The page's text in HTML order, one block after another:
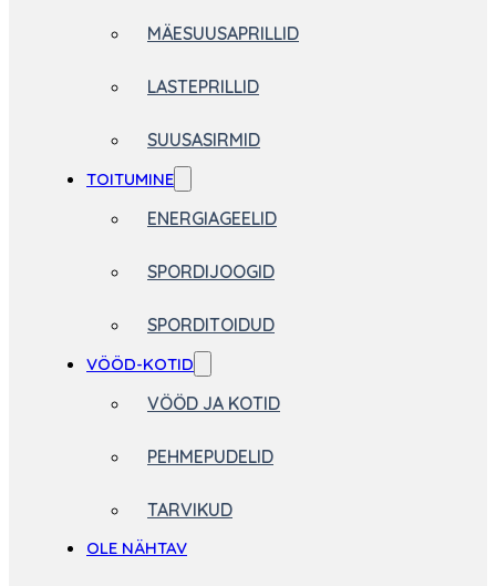
MÄESUUSAPRILLID
LASTEPRILLID
SUUSASIRMID
TOITUMINE
ENERGIAGEELID
SPORDIJOOGID
SPORDITOIDUD
VÖÖD-KOTID
VÖÖD JA KOTID
PEHMEPUDELID
TARVIKUD
OLE NÄHTAV